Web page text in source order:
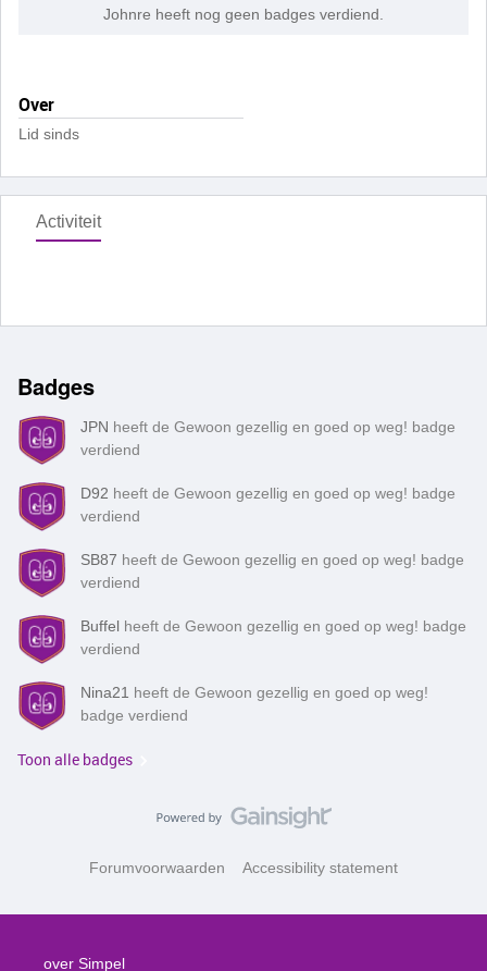
Johnre heeft nog geen badges verdiend.
Over
Lid sinds
Activiteit
Badges
JPN heeft de Gewoon gezellig en goed op weg! badge
verdiend
D92 heeft de Gewoon gezellig en goed op weg! badge
verdiend
SB87 heeft de Gewoon gezellig en goed op weg! badge
verdiend
Buffel heeft de Gewoon gezellig en goed op weg! badge
verdiend
Nina21 heeft de Gewoon gezellig en goed op weg!
badge verdiend
Toon alle badges
Forumvoorwaarden Accessibility statement
over Simpel